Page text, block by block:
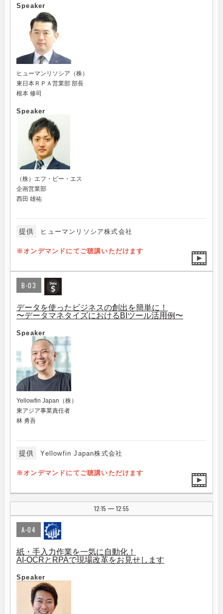
Speaker
ヒューマンリソシア（株）
東日本ＲＰＡ営業部 部長
根本 修司
Speaker
（株）エフ・ビー・エス
企画営業部
西田 雄祐
提供 ヒューマンリソシア株式会社
※オンデマンドにてご聴講いただけます
B-03
データを使ったビジネスの創出を簡単に！
〜データマネタイズにおけるBIツール活用例〜
Speaker
Yellowfin Japan（株）
東アジア事業責任者
林 勇吾
提供 Yellowfin Japan株式会社
※オンデマンドにてご聴講いただけます
12:15 | 12:55
A-04
紙・手入力作業を一気に自動化！
AI-OCRとRPAで現場改革をお見せします
Speaker